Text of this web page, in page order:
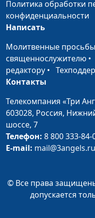
Что делать, чтобы
набрать вес
зарядку и бегать: с
самого утра или
вечером?
рекомендует
принимать омега-3 в
Политика обработки
конфиденциальности
Написать
Молитвенные просьбы
священнослужителю •
редактору •
Контакты
Телекомпания «Три
603028, Россия,
шоссе, 7
Телефон: 8 800 333-84-
E-mail: mail@3angels.ru
© Все права
допускается